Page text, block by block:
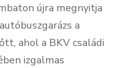
újra megnyitja
a
ahol a BKV családi
izgalmas